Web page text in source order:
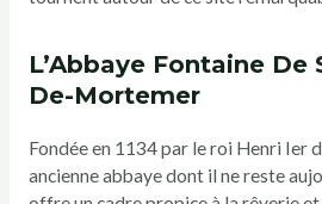
L’Abbaye Fontaine
De-Mortemer
Fondée en 1134 par le roi Henri Ier
ancienne abbaye dont il ne reste